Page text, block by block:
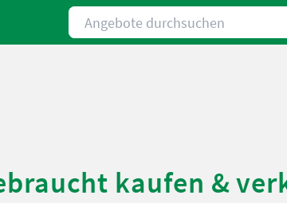
Angebote durchsuchen
kaufen &